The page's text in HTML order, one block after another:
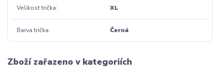
Velikost trička XL
Barva trička Černá
Zboží zařazeno v kategoriích